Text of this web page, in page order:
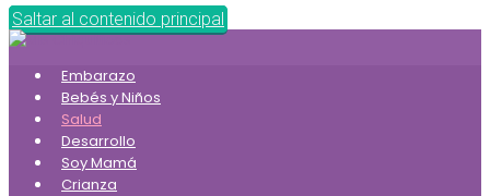
Saltar al contenido principal
Embarazo
Bebés y Niños
Salud
Desarrollo
Soy Mamá
Crianza